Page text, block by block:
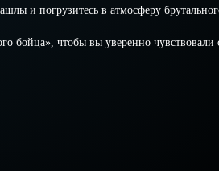
и погрузитесь в атмосферу брутального
бойца», чтобы вы уверенно